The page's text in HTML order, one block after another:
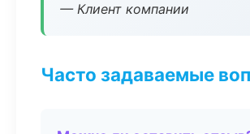
— Клиент компании
Часто задаваемые